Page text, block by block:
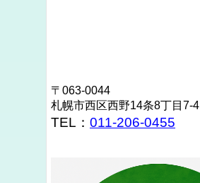
〒063-0044
札幌市西区西野14条8丁目7-4
TEL： 011-206-0455